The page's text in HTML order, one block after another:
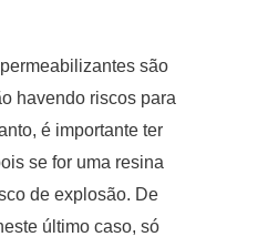
são
havendo riscos para
é importante ter
se for uma resina
de explosão. De
último caso, só